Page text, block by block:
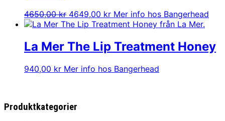
4650,00kr Det
ursprungliga
var:
4650,00 kr.
4649,00 krDet
nuvarande
är:
4649,00 kr.
Mer info hos Bangerhead
La Mer The Lip Treatment Honey
940,00 kr Mer info hos Bangerhead
Produktkategorier